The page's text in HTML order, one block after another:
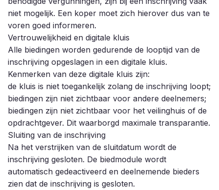
niet mogelijk. Een koper moet zich hierover dus van te
voren goed informeren.
Vertrouwelijkheid en digitale kluis
Alle biedingen worden gedurende de looptijd van de
inschrijving opgeslagen in een digitale kluis.
Kenmerken van deze digitale kluis zijn:
de kluis is niet toegankelijk zolang de inschrijving loopt;
biedingen zijn niet zichtbaar voor andere deelnemers;
biedingen zijn niet zichtbaar voor het veilinghuis of de
opdrachtgever. Dit waarborgd maximale transparantie.
Sluiting van de inschrijving
Na het verstrijken van de sluitdatum wordt de
inschrijving gesloten. De biedmodule wordt
automatisch gedeactiveerd en deelnemende bieders
zien dat de inschrijving is gesloten.